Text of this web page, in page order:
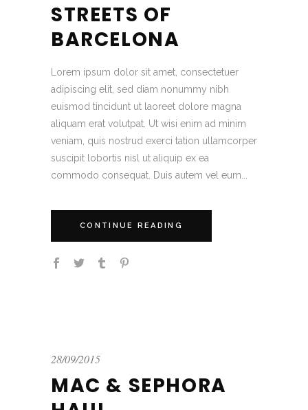
STREETS OF
BARCELONA
Lorem ipsum dolor sit amet, consectetuer
adipiscing elit, sed diam nonummy nibh
euismod tincidunt ut laoreet dolore magna
aliquam erat volutpat. Ut wisi enim ad minim
veniam, quis nostrud exerci tation ullamcorper
suscipit lobortis nisl ut aliquip ex ea
commodo consequat. Duis autem vel eum...
CONTINUE READING
28/09/2015
MAC & SEPHORA